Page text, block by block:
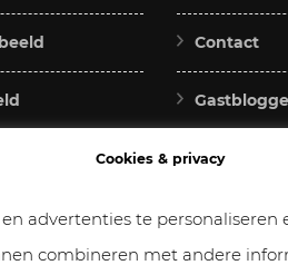
Contact
Cookies &
Cookies & privacy
advertenties te
combineren met andere